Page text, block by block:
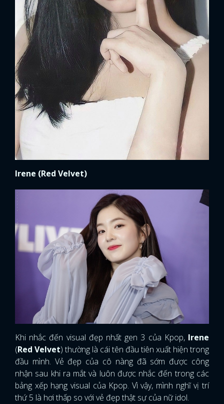
Irene (Red Velvet)
Khi nhắc đến visual đẹp nhất gen 3 của Kpop, Irene
(Red Velvet) thường là cái tên đầu tiên xuất hiện trong
đầu mình. Vẻ đẹp của cô nàng đã sớm được công
nhận sau khi ra mắt và luôn được nhắc đến trong các
bảng xếp hạng visual của Kpop. Vì vậy, mình nghĩ vị trí
thứ 5 là hơi thấp so với vẻ đẹp thật sự của nữ idol.